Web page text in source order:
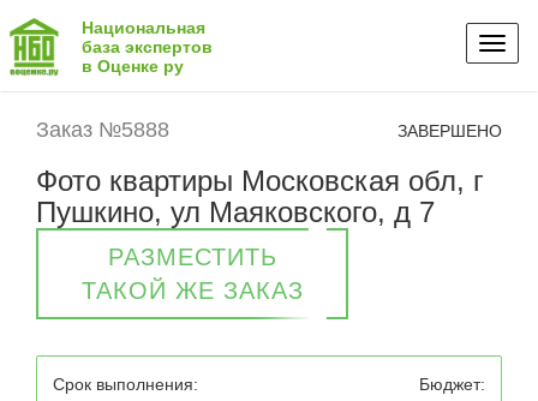
Национальная
база экспертов
в Оценке ру
Заказ №5888 ЗАВЕРШЕНО
Фото квартиры Московская обл, г
Пушкино, ул Маяковского, д 7
РАЗМЕСТИТЬ
ТАКОЙ ЖЕ ЗАКАЗ
Срок выполнения:
Бюджет: